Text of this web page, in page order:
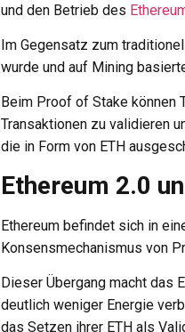
und den Betrieb des
Im Gegensatz zum
wurde und auf Mining
Beim Proof of Stake können
Transaktionen zu validieren
die in Form von ETH
Ethereum 2.0
Ethereum befindet sich in
Konsensmechanismus von
Dieser Übergang macht das
deutlich weniger Energie
das Setzen ihrer ETH als